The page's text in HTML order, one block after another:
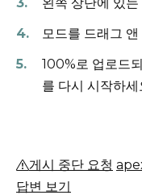
모드를 드래그
100%로 업로드
를 다시 시작하세
게시 중단 요청
답변 보기